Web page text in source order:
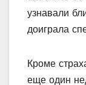
узнавали
доиграла
Кроме
еще один